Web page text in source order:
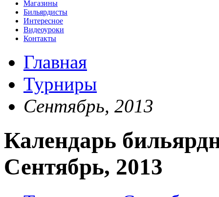
Магазины
Бильярдисты
Интересное
Видеоуроки
Контакты
Главная
Турниры
Сентябрь, 2013
Календарь
Сентябрь, 2013